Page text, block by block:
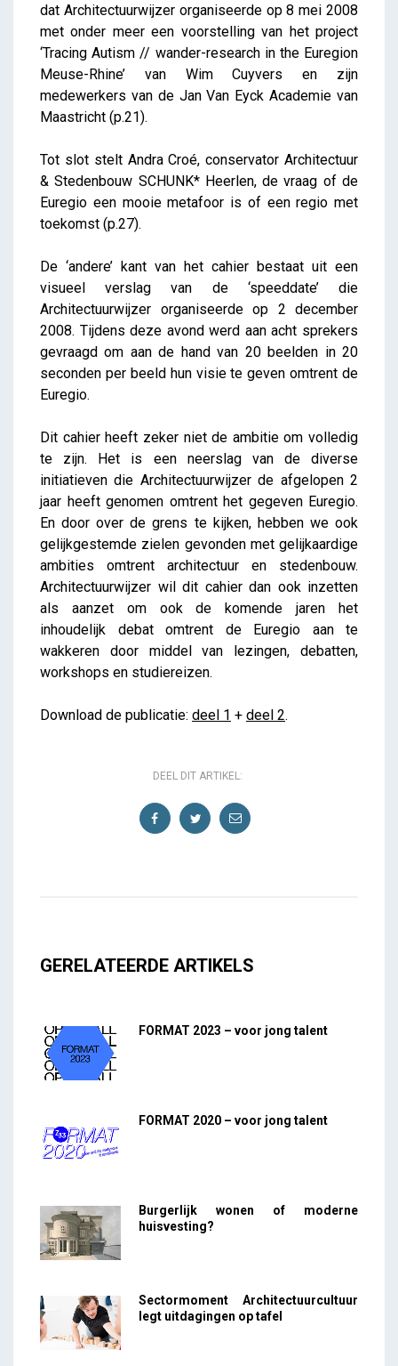
dat Architectuurwijzer organiseerde op 8 mei 2008
met onder meer een voorstelling van het project
‘Tracing Autism // wander-research in the Euregion
Meuse-Rhine’ van Wim Cuyvers en zijn
medewerkers van de Jan Van Eyck Academie van
Maastricht (p.21).
Tot slot stelt Andra Croé, conservator Architectuur
& Stedenbouw SCHUNK* Heerlen, de vraag of de
Euregio een mooie metafoor is of een regio met
toekomst (p.27).
De ‘andere’ kant van het cahier bestaat uit een
visueel verslag van de ‘speeddate’ die
Architectuurwijzer organiseerde op 2 december
2008. Tijdens deze avond werd aan acht sprekers
gevraagd om aan de hand van 20 beelden in 20
seconden per beeld hun visie te geven omtrent de
Euregio.
Dit cahier heeft zeker niet de ambitie om volledig
te zijn. Het is een neerslag van de diverse
initiatieven die Architectuurwijzer de afgelopen 2
jaar heeft genomen omtrent het gegeven Euregio.
En door over de grens te kijken, hebben we ook
gelijkgestemde zielen gevonden met gelijkaardige
ambities omtrent architectuur en stedenbouw.
Architectuurwijzer wil dit cahier dan ook inzetten
als aanzet om ook de komende jaren het
inhoudelijk debat omtrent de Euregio aan te
wakkeren door middel van lezingen, debatten,
workshops en studiereizen.
Download de publicatie: deel 1 + deel 2.
DEEL DIT ARTIKEL:
GERELATEERDE ARTIKELS
FORMAT 2023 – voor jong talent
FORMAT 2020 – voor jong talent
Burgerlijk wonen of moderne
huisvesting?
Sectormoment Architectuurcultuur
legt uitdagingen op tafel